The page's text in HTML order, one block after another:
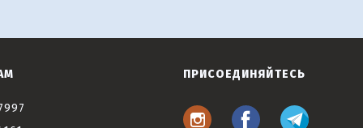
ПРИСОЕДИНЯЙТЕСЬ